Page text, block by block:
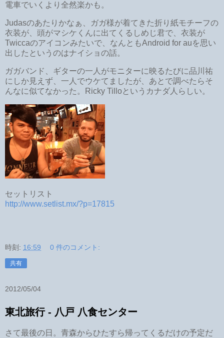
電車でいくより全然楽かも。
Judasのあたりかなぁ、ガガ様が着てきた折り紙モチーフの
衣装が、頭がマシケくんに出てくるしめじ君で、衣装が
Twiccaのアイコンみたいで、なんともAndroid for auを思い
出したというのはナイショの話。
ガガバンド、ギターの一人がモニターに映るたびに品川祐
にしか見えず、一人でウケてましたが、あとで調べたらそ
んなに似てなかった。Ricky Tilloというカナダ人らしい。
セットリスト
http://www.setlist.mx/?p=17815
時刻: 16:59 0 件のコメント:
共有
2012/05/04
東北旅行 - 八戸 八食センター
さて最後の日。青森からひたすら帰ってくるだけの予定だ